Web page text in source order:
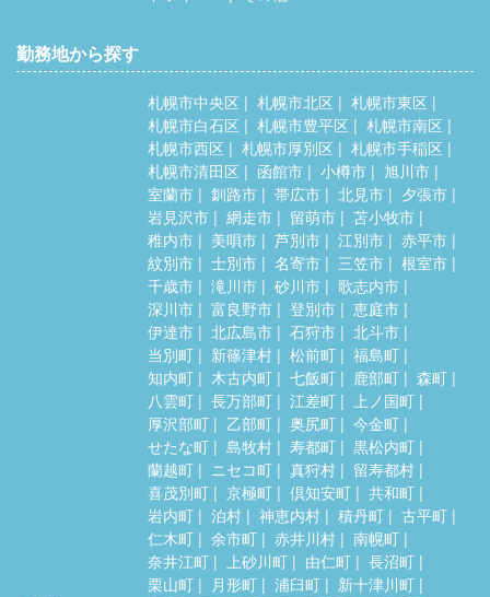
勤務地から探す
札幌市中央区 札幌市北区
札幌市東区
札幌市白石区
札幌市豊平区
札幌市南区
札幌市西区
札幌市厚別区
札幌市手稲区
札幌市清田区
函館市 小樽市
旭川市
室蘭市
釧路市 帯広市 北見市
夕張市
岩見沢市
網走市 留萌市
苫小牧市
稚内市
美唄市 芦別市 江別市
赤平市
紋別市
士別市 名寄市 三笠市
根室市
千歳市
滝川市 砂川市
歌志内市
深川市
富良野市 登別市
恵庭市
伊達市
北広島市 石狩市
北斗市
当別町
新篠津村 松前町
福島町
知内町
木古内町 七飯町 鹿部町
森町
八雲町
長万部町 江差町
上ノ国町
厚沢部町
乙部町 奥尻町
今金町
せたな町
島牧村 寿都町
黒松内町
蘭越町
ニセコ町 真狩村
留寿都村
喜茂別町
京極町 倶知安町
共和町
岩内町
泊村 神恵内村 積丹町
古平町
仁木町
余市町 赤井川村
南幌町
奈井江町
上砂川町 由仁町
長沼町
栗山町
月形町 浦臼町
新十津川町